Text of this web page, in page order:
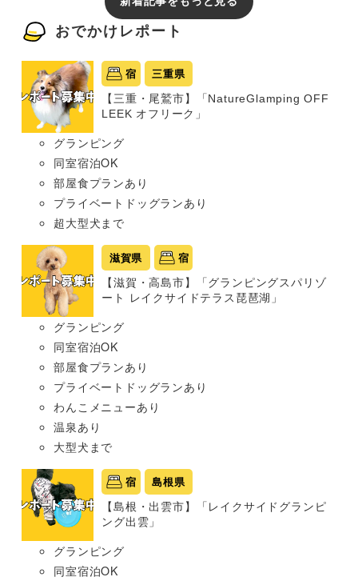
おでかけレポート
宿 三重県
【三重・尾鷲市】「NatureGlamping OFF
LEEK オフリーク」
グランピング
同室宿泊OK
部屋食プランあり
プライベートドッグランあり
超大型犬まで
滋賀県 宿
【滋賀・高島市】「グランピングスパリゾ
ート レイクサイドテラス琵琶湖」
グランピング
同室宿泊OK
部屋食プランあり
プライベートドッグランあり
わんこメニューあり
温泉あり
大型犬まで
宿 島根県
【島根・出雲市】「レイクサイドグランピ
ング出雲」
グランピング
同室宿泊OK